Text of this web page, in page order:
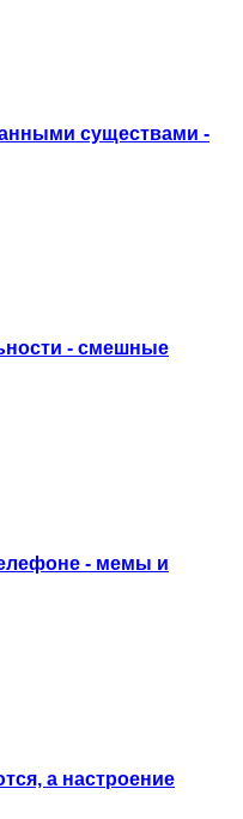
существами -
- смешные
- мемы и
а настроение